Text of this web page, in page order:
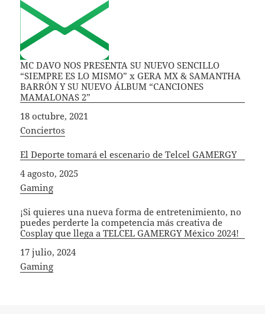
MC DAVO NOS PRESENTA SU NUEVO SENCILLO
“SIEMPRE ES LO MISMO” x GERA MX & SAMANTHA
BARRÓN Y SU NUEVO ÁLBUM “CANCIONES
MAMALONAS 2”
Fecha
18 octubre, 2021
In relation to
Conciertos
El Deporte tomará el escenario de Telcel GAMERGY
Fecha
4 agosto, 2025
In relation to
Gaming
¡Si quieres una nueva forma de entretenimiento, no
puedes perderte la competencia más creativa de
Cosplay que llega a TELCEL GAMERGY México 2024!
Fecha
17 julio, 2024
In relation to
Gaming